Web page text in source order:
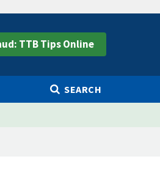
TTB Tips Online
SEARCH